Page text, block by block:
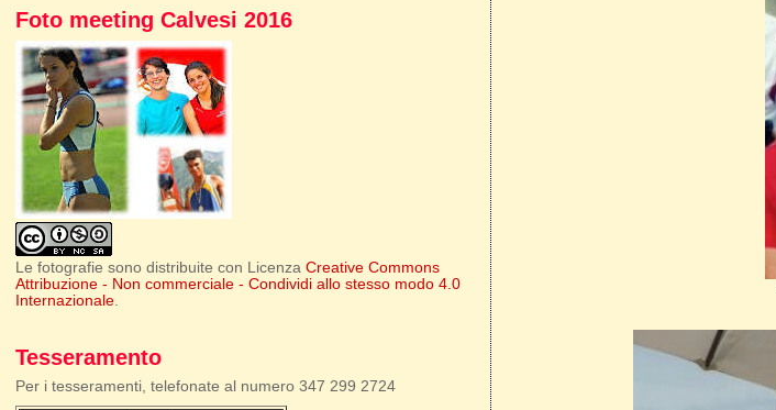
Foto meeting Calvesi 2016
Le fotografie sono distribuite con LicenzaCreative Commons
Attribuzione - Non commerciale - Condividi allo stesso modo 4.0
Internazionale.
Tesseramento
Per i tesseramenti, telefonate al numero 347 299 2724